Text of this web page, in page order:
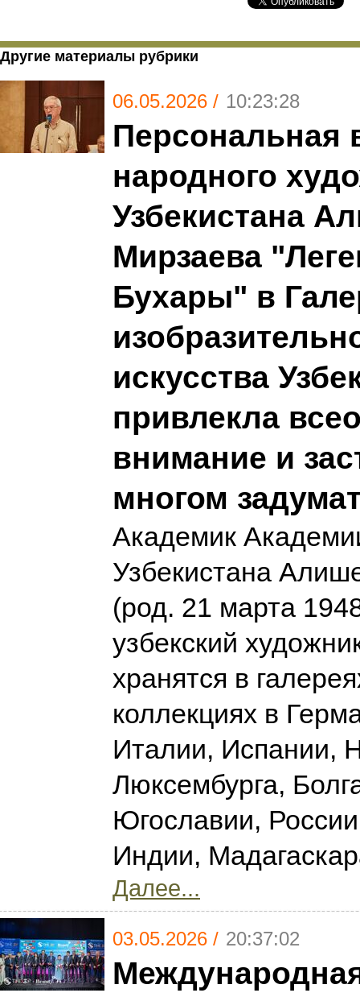
Другие материалы рубрики
06.05.2026 / 10:23:28
Персональная
народного
Узбекистана
Мирзаева
Бухары" в
искусства
привлекла
внимание и
многом
Академик
Узбекистана
(род. 21 марта
узбекский
хранятся в
коллекциях в
Италии, Испании,
Люксембурга,
Югославии,
Индии,
Далее...
03.05.2026 / 20:37:02